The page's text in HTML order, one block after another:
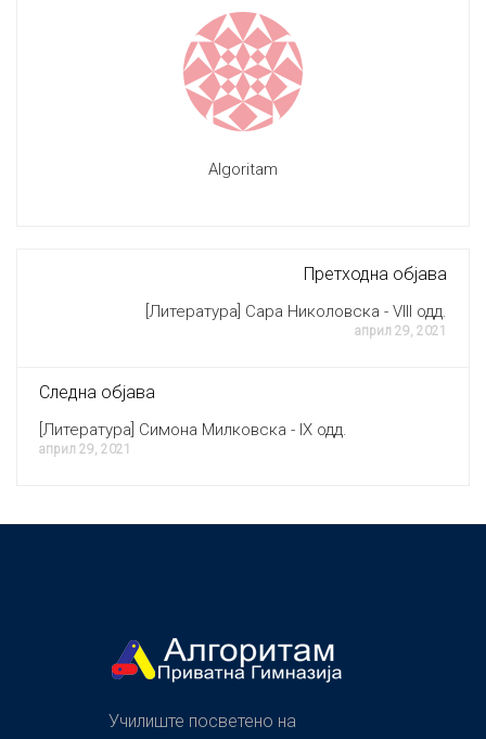
Algoritam
Претходна објава
[Литература] Сара Николовска - VIII одд.
април 29, 2021
Следна објава
[Литература] Симона Милковска - IX одд.
април 29, 2021
Училиште посветено на